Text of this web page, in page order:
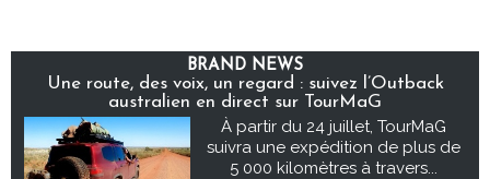
BRAND NEWS
Une route, des voix, un regard : suivez l’Outback
australien en direct sur TourMaG
À partir du 24 juillet, TourMaG
suivra une expédition de plus de
5 000 kilomètres à travers...